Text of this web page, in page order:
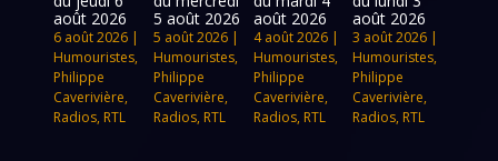
août 2026
6 août 2026 |
Humouristes,
Philippe
Caverivière,
Radios, RTL
5 août 2026
5 août 2026|
Humouristes,
Philippe
Caverivière,
Radios, RTL
août 2026
4 août 2026|
Humouristes,
Philippe
Caverivière,
Radios, RTL
août 2026
3 août 2026 |
Humouristes,
Philippe
Caverivière,
Radios, RTL